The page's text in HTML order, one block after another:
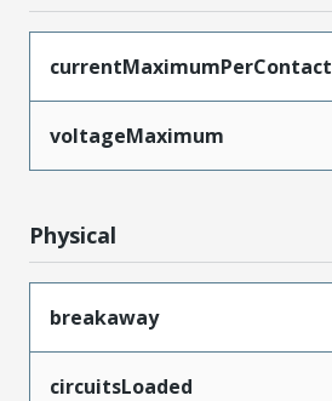
currentMaximumPerContact
voltageMaximum
Physical
breakaway
circuitsLoaded